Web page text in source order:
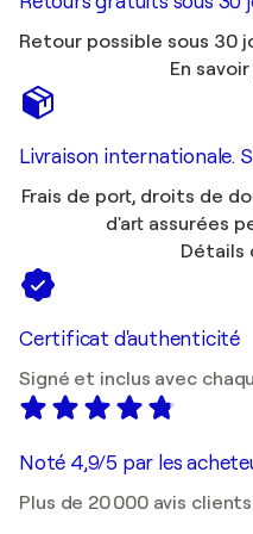
Retour possible sous 30
En
Livraison internationale.
Frais de port, droits de
d'art assurées
Détails
Certificat d'authenticité
Signé et inclus avec
Noté 4,9/5 par les
Plus de 20 000 avis clients